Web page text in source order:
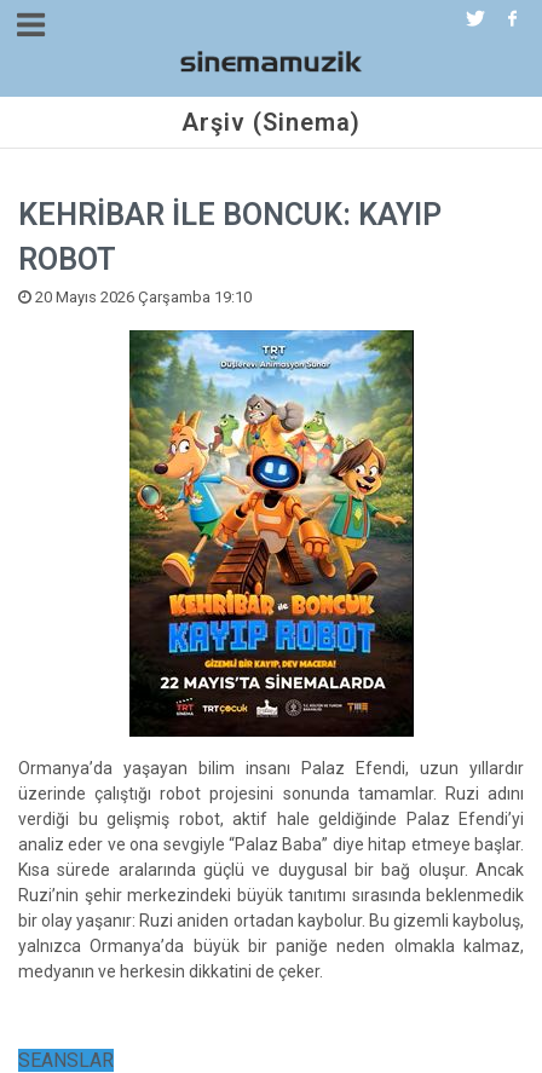
Arşiv (Sinema)
KEHRİBAR İLE BONCUK: KAYIP
ROBOT
20 Mayıs 2026 Çarşamba 19:10
Ormanya’da yaşayan bilim insanı Palaz Efendi, uzun yıllardır
üzerinde çalıştığı robot projesini sonunda tamamlar. Ruzi adını
verdiği bu gelişmiş robot, aktif hale geldiğinde Palaz Efendi’yi
analiz eder ve ona sevgiyle “Palaz Baba” diye hitap etmeye başlar.
Kısa sürede aralarında güçlü ve duygusal bir bağ oluşur. Ancak
Ruzi’nin şehir merkezindeki büyük tanıtımı sırasında beklenmedik
bir olay yaşanır: Ruzi aniden ortadan kaybolur. Bu gizemli kayboluş,
yalnızca Ormanya’da büyük bir paniğe neden olmakla kalmaz,
medyanın ve herkesin dikkatini de çeker.
SEANSLAR